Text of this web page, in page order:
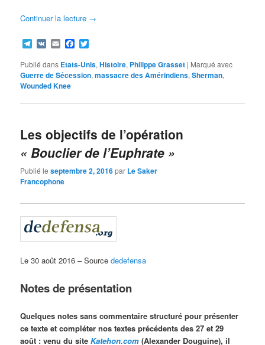
Continuer la lecture →
Telegram
VK EmailFacebook
Publié dans Etats-Unis,Histoire, Philippe Grasset | Marqué avec
Guerre de Sécession,massacre des Amérindiens,Sherman,
Wounded Knee
Les objectifs de l’opération
« Bouclier de l’Euphrate »
Publié leseptembre 2, 2016par Le Saker
Francophone
Le 30 août 2016 – Sourcededefensa
Notes de présentation
Quelques notes sans commentaire structuré pour présenter
ce texte et compléter nos textes précédents des 27 et 29
août : venu du siteKatehon.com (Alexander Douguine), il